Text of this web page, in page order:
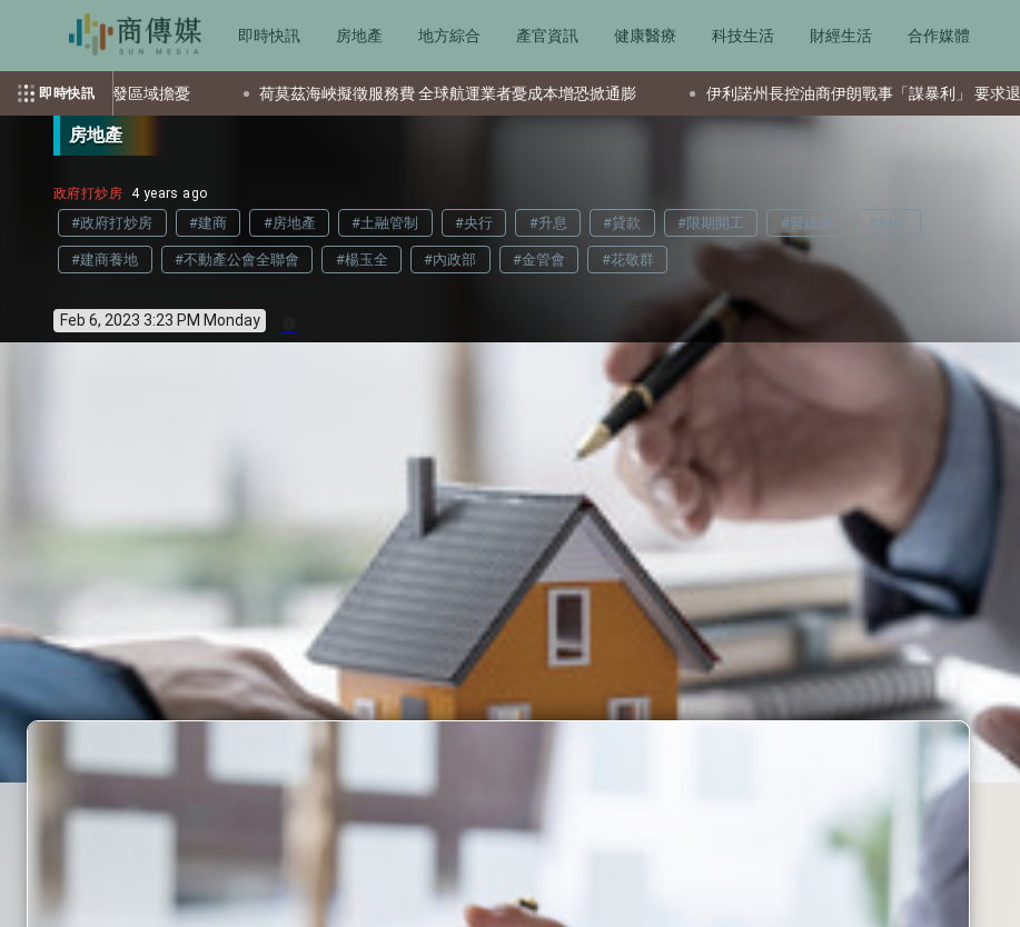
即時快訊 房地產 地方綜合 產官資訊 健康醫療 科技生活 財經生活 合作媒體
即時快訊
域擔憂 荷莫茲海峽擬徵服務費 全球航運業者憂成本增恐掀通膨 伊利諾州長控油商伊朗戰事「謀暴利」 要求退款與降價
房地產
政府打炒房 4 years ago
#政府打炒房 #建商 #房地產 #土融管制 #央行 #升息 #貸款 #限期開工 #營建業 #利息
#建商養地 #不動產公會全聯會 #楊玉全 #內政部 #金管會 #花敬群
Feb 6, 2023 3:23 PM Monday